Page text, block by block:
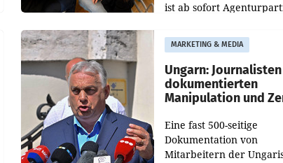
ist ab sofort
Optimierungsplattform
OtterlyAI. Damit baut die
Agentur ihr
MARKETING & MEDIA
Ungarn: Journalisten
dokumentierten
Manipulation und
Eine fast 500-seitige
Dokumentation von
Mitarbeitern der